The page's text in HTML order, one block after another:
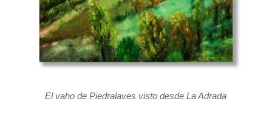
El vaho de Piedralaves visto desde La Adrada